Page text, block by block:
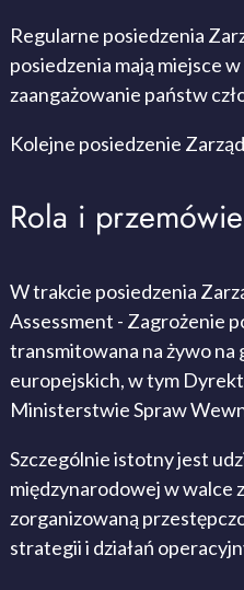
Regularne posiedzenia
posiedzenia mają miejsce
zaangażowanie państw
Kolejne posiedzenie
Rola i
W trakcie posiedzenia
Assessment - Zagrożenie
transmitowana na żywo
europejskich, w tym
Ministerstwie Spraw
Szczególnie istotny jest
międzynarodowej w walce
zorganizowaną
strategii i działań